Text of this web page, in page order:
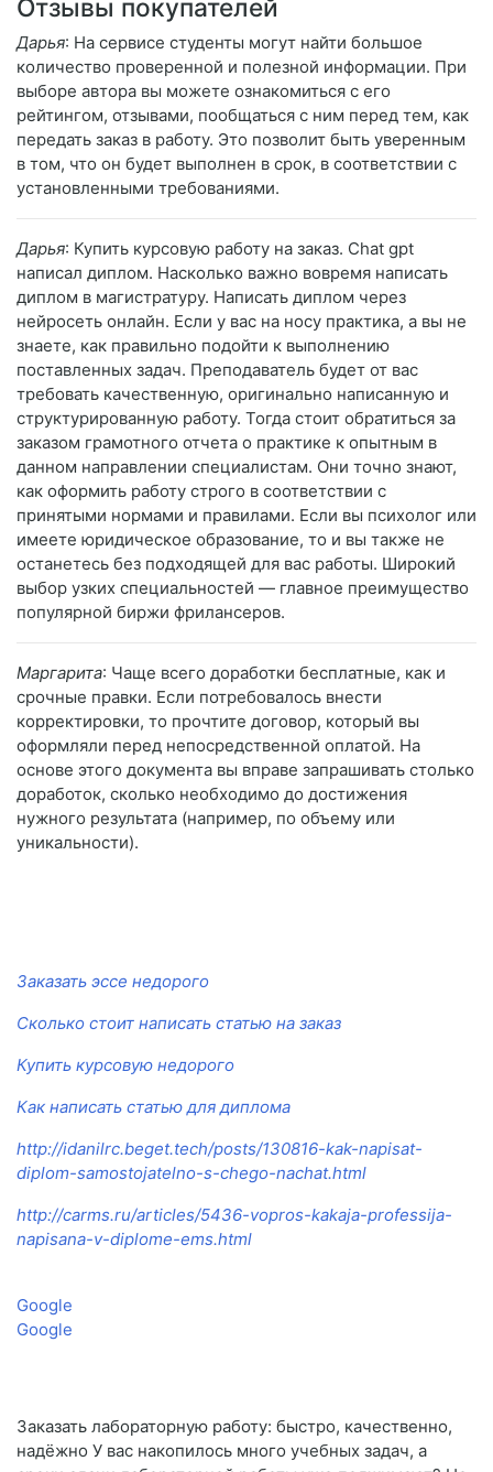
Отзывы покупателей
Дарья: На сервисе студенты могут найти большое
количество проверенной и полезной информации. При
выборе автора вы можете ознакомиться с его
рейтингом, отзывами, пообщаться с ним перед тем, как
передать заказ в работу. Это позволит быть уверенным
в том, что он будет выполнен в срок, в соответствии с
установленными требованиями.
Дарья: Купить курсовую работу на заказ. Chat gpt
написал диплом. Насколько важно вовремя написать
диплом в магистратуру. Написать диплом через
нейросеть онлайн. Если у вас на носу практика, а вы не
знаете, как правильно подойти к выполнению
поставленных задач. Преподаватель будет от вас
требовать качественную, оригинально написанную и
структурированную работу. Тогда стоит обратиться за
заказом грамотного отчета о практике к опытным в
данном направлении специалистам. Они точно знают,
как оформить работу строго в соответствии с
принятыми нормами и правилами. Если вы психолог или
имеете юридическое образование, то и вы также не
останетесь без подходящей для вас работы. Широкий
выбор узких специальностей — главное преимущество
популярной биржи фрилансеров.
Маргарита: Чаще всего доработки бесплатные, как и
срочные правки. Если потребовалось внести
корректировки, то прочтите договор, который вы
оформляли перед непосредственной оплатой. На
основе этого документа вы вправе запрашивать столько
доработок, сколько необходимо до достижения
нужного результата (например, по объему или
уникальности).
Заказать эссе недорого
Сколько стоит написать статью на заказ
Купить курсовую недорого
Как написать статью для диплома
http://idanilrc.beget.tech/posts/130816-kak-napisat-
diplom-samostojatelno-s-chego-nachat.html
http://carms.ru/articles/5436-vopros-kakaja-professija-
napisana-v-diplome-ems.html
Google
Google
Заказать лабораторную работу: быстро, качественно,
надёжно У вас накопилось много учебных задач, а